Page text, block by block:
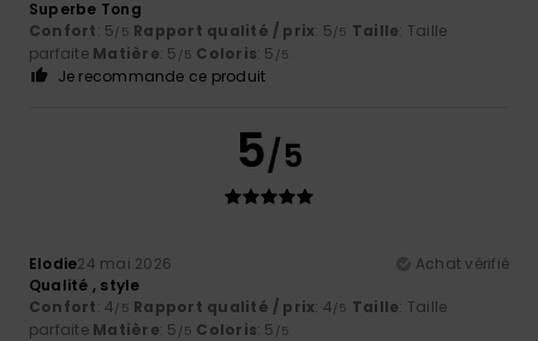
Superbe Tong
Confort: 5/5 Rapport qualité / prix: 5/5 Taille: Taille
parfaite Matière: 5 /5 Coloris: 5 /5
Je recommande ce produit
5/5
Elodie24 mai 2026
Achat vérifié
Qualité , style
Confort: 4/5 Rapport qualité / prix: 4/5 Taille: Taille
parfaite Matière: 5 /5 Coloris: 5 /5